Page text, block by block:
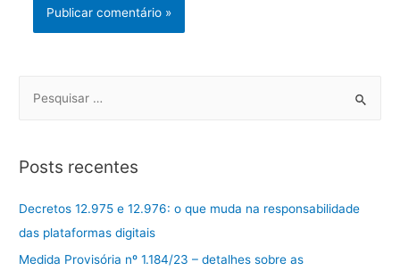
r
h
f
o
Posts recentes
Decretos 12.975 e 12.976: o que muda na responsabilidade
das plataformas digitais
Medida Provisória nº 1.184/23 – detalhes sobre as